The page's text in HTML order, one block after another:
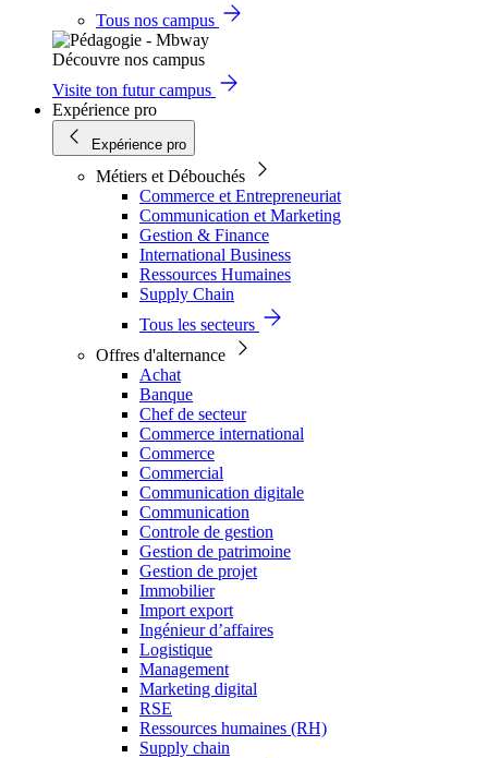
Tous nos campus
Découvre nos campus
Visite ton futur campus
Expérience pro
Expérience pro
Métiers et Débouchés
Commerce et Entrepreneuriat
Communication et Marketing
Gestion & Finance
International Business
Ressources Humaines
Supply Chain
Tous les secteurs
Offres d'alternance
Achat
Banque
Chef de secteur
Commerce international
Commerce
Commercial
Communication digitale
Communication
Controle de gestion
Gestion de patrimoine
Gestion de projet
Immobilier
Import export
Ingénieur d’affaires
Logistique
Management
Marketing digital
RSE
Ressources humaines (RH)
Supply chain